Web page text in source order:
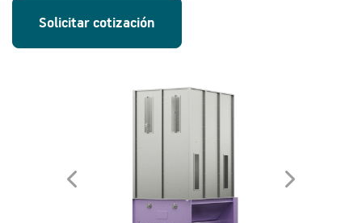
Solicitar cotización